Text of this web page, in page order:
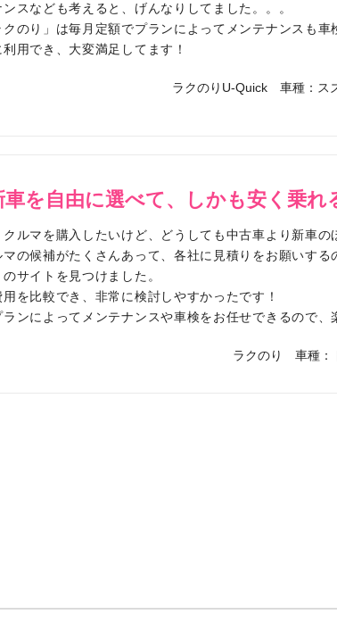
スなども考えると、げんなりしてました。。。
クのり」は毎月定額でプランによってメンテナンスも
用でき、大変満足してます！
ラクのりU-Quick 車種：ス
を自由に選べて、しかも安く乗れ
ルマを購入したいけど、どうしても中古車より新車の
の候補がたくさんあって、各社に見積りをお願いする
のサイトを見つけました。
を比較でき、非常に検討しやすかったです！
ンによってメンテナンスや車検をお任せできるので、
ラクのり 車種：